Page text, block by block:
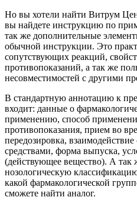
Но вы хотели найти Витрум
вы найдете инструкцию по
так же дополнительные
обычной инструкции. Это
сопутствующих реакций,
противопоказаний, а так же
несовместимостей с другими
В стандартную аннотацию к
входит: данные о
применению, способ
противопоказания, прием во
передозировка,
средствами, форма выпуска,
(действующее вещество). А так
нозологическую
какой фармакологической
сможете найти аналог.